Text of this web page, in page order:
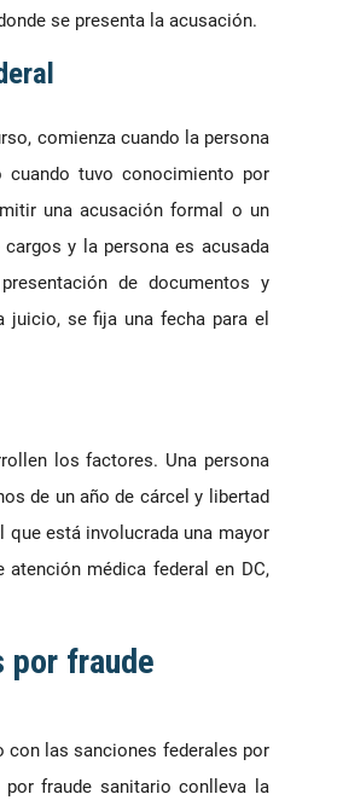
se presenta la acusación.
comienza cuando la persona
cuando tuvo conocimiento por
una acusación formal o un
y la persona es acusada
de documentos y
se fija una fecha para el
los factores. Una persona
de un año de cárcel y libertad
que está involucrada una mayor
médica federal en DC,
por fraude
con las sanciones federales por
por fraude sanitario conlleva la